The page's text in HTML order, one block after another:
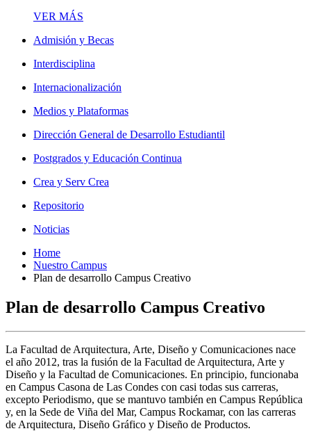
VER MÁS
Admisión y Becas
Interdisciplina
Internacionalización
Medios y Plataformas
Dirección General de Desarrollo Estudiantil
Postgrados y Educación Continua
Crea y Serv Crea
Repositorio
Noticias
Home
Nuestro Campus
Plan de desarrollo Campus Creativo
Plan de desarrollo Campus Creativo
La Facultad de Arquitectura, Arte, Diseño y Comunicaciones nace
el año 2012, tras la fusión de la Facultad de Arquitectura, Arte y
Diseño y la Facultad de Comunicaciones. En principio, funcionaba
en Campus Casona de Las Condes con casi todas sus carreras,
excepto Periodismo, que se mantuvo también en Campus República
y, en la Sede de Viña del Mar, Campus Rockamar, con las carreras
de Arquitectura, Diseño Gráfico y Diseño de Productos.